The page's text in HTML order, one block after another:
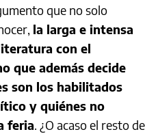
que no solo
la larga e intensa
con el
que además decide
son los habilitados
y quiénes no
feria. ¿O acaso el resto de